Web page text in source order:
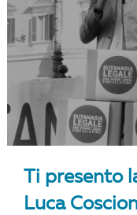
Ti presento
Luca